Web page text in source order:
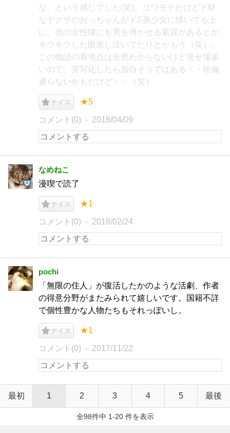
な、という感じでした(笑)。コワモテだけどドM
なヤクザのおっちゃんがドS美少女に懐いてる上
に、他の女性陣にも男を傅かせる素質があるとか
キラキラした眼差し注いでたりとかもう（笑）。
この物語の着地点は全然わからないけど見せ場多
いので、実写化したら面白そうではある・・映倫
通らないかもだけど・・（笑）
ナイス ★5
コメント(0) 2018/04/09
なめねこ
漫喫で読了
ナイス ★1
コメント(0) 2018/02/24
pochi
「無限の住人」が復活したかのような活劇、作者
の得意分野がまたみられて嬉しいです。国籍不詳
で個性豊かな人物たちもそれっぽいし。
ナイス ★1
コメント(0) 2017/11/22
最初 1 2 3 4 5 最後
全98件中 1-20 件を表示